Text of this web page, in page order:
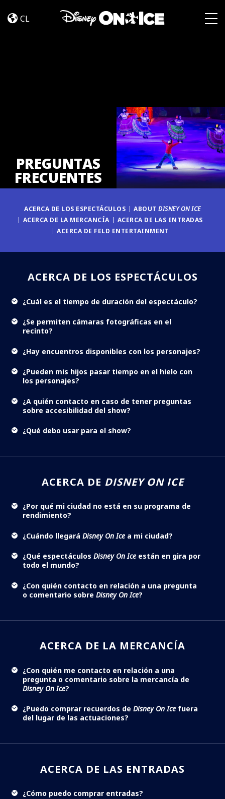
FRECUENTES
CL
PREGUNTAS
FRECUENTES
ACERCA DE LOS ESPECTÁCULOS ABOUTDISNEY ON ICE
ACERCA DE LA MERCANCÍA
ACERCA DE LAS ENTRADAS
ACERCA DE FELD ENTERTAINMENT
ACERCA DE LOS ESPECTÁCULOS
¿Cuál es el tiempo de duración del espectáculo?
¿Se permiten cámaras fotográficas en el
recinto?
¿Hay encuentros disponibles con los personajes?
¿Pueden mis hijos pasar tiempo en el hielo con
los personajes?
¿A quién contacto en caso de tener preguntas
sobre accesibilidad del show?
¿Qué debo usar para el show?
ACERCA DE DISNEY ON ICE
¿Por qué mi ciudad no está en su programa de
rendimiento?
¿Cuándo llegará Disney On Ice a mi ciudad?
¿Qué espectáculos Disney On Ice están en gira por
todo el mundo?
¿Con quién contacto en relación a una pregunta
o comentario sobre Disney On Ice?
ACERCA DE LA MERCANCÍA
¿Con quién me contacto en relación a una
pregunta o comentario sobre la mercancía de
Disney On Ice?
¿Puedo comprar recuerdos de Disney On Ice fuera
del lugar de las actuaciones?
ACERCA DE LAS ENTRADAS
¿Cómo puedo comprar entradas?